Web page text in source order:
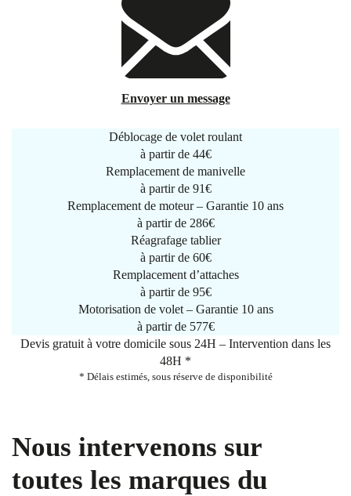
Envoyer un message
Déblocage de volet roulant
à partir de 44€
Remplacement de manivelle
à partir de 91€
Remplacement de moteur – Garantie 10 ans
à partir de 286€
Réagrafage tablier
à partir de 60€
Remplacement d’attaches
à partir de 95€
Motorisation de volet – Garantie 10 ans
à partir de 577€
Devis gratuit à votre domicile sous 24H – Intervention dans les
48H *
* Délais estimés, sous réserve de disponibilité
Nous intervenons sur
toutes les marques du